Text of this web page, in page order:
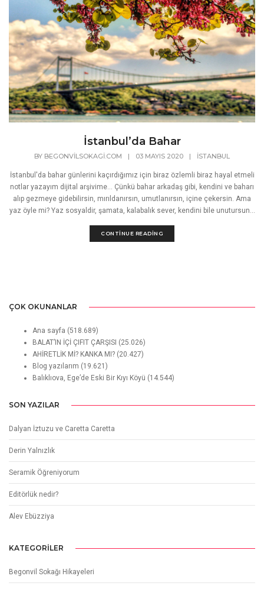
İstanbul’da Bahar
BY BEGONVILSOKAGI.COM | 03 MAYIS 2020 | İSTANBUL
İstanbul'da bahar günlerini kaçırdığımız için biraz özlemli biraz hayal etmeli
notlar yazayım dijital arşivime... Çünkü bahar arkadaş gibi, kendini ve baharı
alıp gezmeye gidebilirsin, mırıldanırsın, umutlanırsın, içine çekersin. Ama
yaz öyle mi? Yaz sosyaldir, şamata, kalabalık sever, kendini bile unutursun...
CONTINUE READING
ÇOK OKUNANLAR
Ana sayfa (518.689)
BALAT’IN İÇİ ÇIFIT ÇARŞISI (25.026)
AHİRETLİK Mİ? KANKA MI? (20.427)
Blog yazılarım (19.621)
Balıklıova, Ege’de Eski Bir Kıyı Köyü (14.544)
SON YAZILAR
Dalyan İztuzu ve Caretta Caretta
Derin Yalnızlık
Seramik Öğreniyorum
Editörlük nedir?
Alev Ebüzziya
KATEGORILER
Begonvil Sokağı Hikayeleri